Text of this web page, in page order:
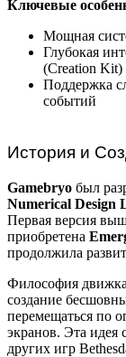
Ключевые
Мощная
Глубокая
(Creation Kit)
Поддержка
событий
История и
Gamebryo был
Numerical Design
Первая версия
приобретена
продолжила
Философия
создание
перемещаться по
экранов. Эта идея
других игр